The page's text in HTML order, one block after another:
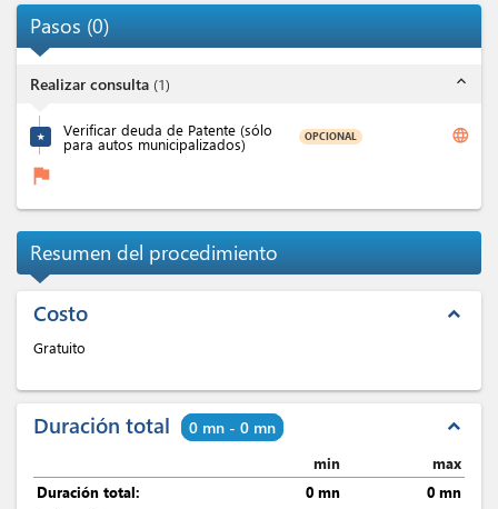
Pasos (0)
Realizar consulta (1) expand_less
★ Verificar deuda de Patente (sólo
para autos municipalizados) OPCIONAL language
flag
Resumen del procedimiento
Costo expand_less
Gratuito
Duración total 0 mn - 0 mn expand_less
min
max
Duración total:
0 mn
0 mn